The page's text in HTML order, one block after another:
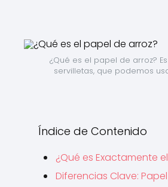
¿Qué es el papel de arroz?
servilletas, que podemos
Índice de Contenido
¿Qué es Exactamente
Diferencias Clave: